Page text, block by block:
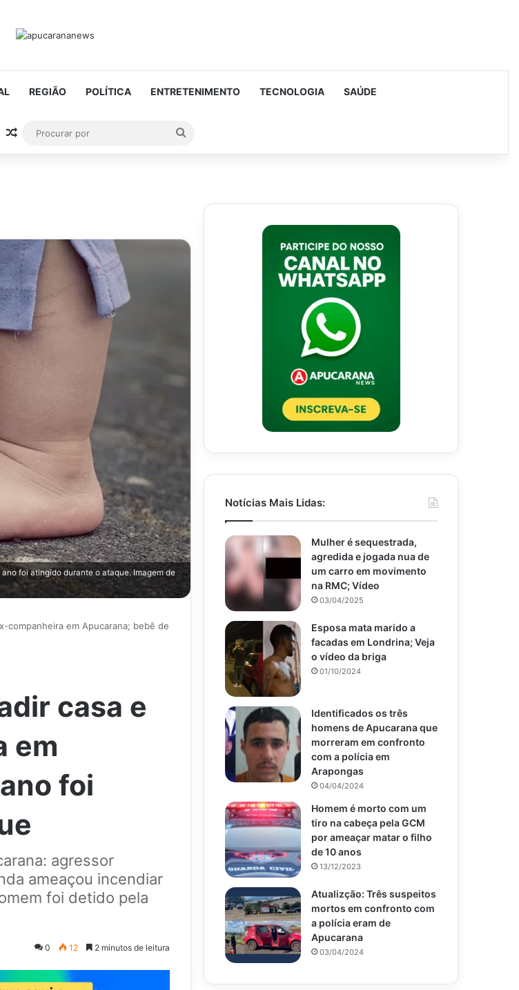
REGIÃO POLÍTICA ENTRETENIMENTO TECNOLOGIA SAÚDE
Artigo aleatório
Procurar
por
foi atingido durante o ataque. Imagem de
companheira em Apucarana; bebê de
casa e
em
foi
agressor
ameaçou incendiar
foi detido pela
0 12 2 minutos de leitura
Notícias Mais Lidas:
Mulher é sequestrada,
agredida e jogada nua de
um carro em movimento
na RMC; Vídeo
03/04/2025
Esposa mata marido a
facadas em Londrina; Veja
o vídeo da briga
01/10/2024
Identificados os três
homens de Apucarana que
morreram em confronto
com a polícia em
Arapongas
04/04/2024
Homem é morto com um
tiro na cabeça pela GCM
por ameaçar matar o filho
de 10 anos
13/12/2023
Atualizção: Três suspeitos
mortos em confronto com
a polícia eram de
Apucarana
03/04/2024